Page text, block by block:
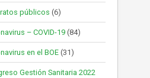
públicos (6)
– COVID-19(84)
en el BOE(31)
Gestión Sanitaria 2022